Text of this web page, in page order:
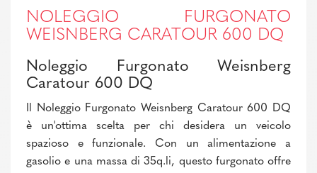
NOLEGGIO FURGONATO
WEISNBERG CARATOUR 600 DQ
Noleggio Furgonato Weisnberg
Caratour 600 DQ
Il Noleggio Furgonato Weisnberg Caratour 600 DQ
è un'ottima scelta per chi desidera un veicolo
spazioso e funzionale. Con un alimentazione a
gasolio e una massa di 35q.li, questo furgonato offre